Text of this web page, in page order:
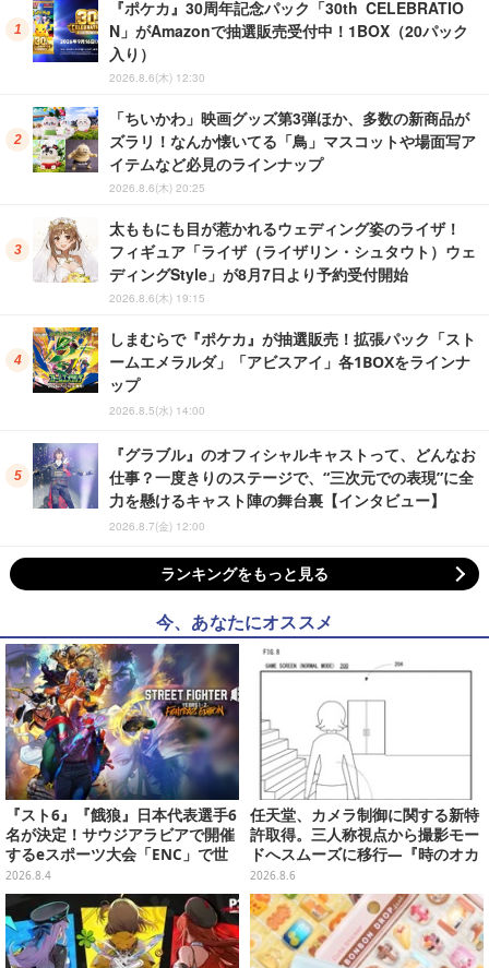
『ポケカ』30周年記念パック「30th CELEBRATIO
N」がAmazonで抽選販売受付中！1BOX（20パック
入り）
2026.8.6(木) 12:30
「ちいかわ」映画グッズ第3弾ほか、多数の新商品が
ズラリ！なんか懐いてる「鳥」マスコットや場面写ア
イテムなど必見のラインナップ
2026.8.6(木) 20:25
太ももにも目が惹かれるウェディング姿のライザ！
フィギュア「ライザ（ライザリン・シュタウト）ウェ
ディングStyle」が8月7日より予約受付開始
2026.8.6(木) 19:15
しまむらで『ポケカ』が抽選販売！拡張パック「スト
ームエメラルダ」「アビスアイ」各1BOXをラインナ
ップ
2026.8.5(水) 14:00
『グラブル』のオフィシャルキャストって、どんなお
仕事？一度きりのステージで、“三次元での表現”に全
力を懸けるキャスト陣の舞台裏【インタビュー】
2026.8.7(金) 12:00
ランキングをもっと見る
今、あなたにオススメ
『スト6』『餓狼』日本代表選手6
名が決定！サウジアラビアで開催
するeスポーツ大会「ENC」で世
界に挑む
2026.8.4
任天堂、カメラ制御に関する新特
許取得。三人称視点から撮影モー
ドへスムーズに移行―『時のオカ
リナ』リメイク版との関連を推測
する声も
2026.8.6